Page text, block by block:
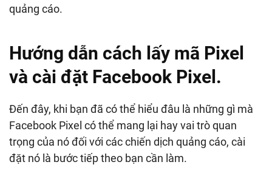
quảng cáo.
Hướng dẫn cách lấy mã Pixel
và cài đặt Facebook Pixel.
Đến đây, khi bạn đã có thể hiểu đâu là những gì mà
Facebook Pixel có thể mang lại hay vai trò quan
trọng của nó đối với các chiến dịch quảng cáo, cài
đặt nó là bước tiếp theo bạn cần làm.